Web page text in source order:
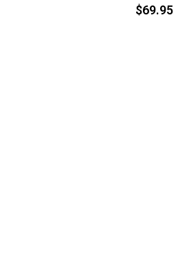
$69.95